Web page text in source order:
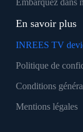
Embarquez dans
En savoir plus
INREES TV
Politique de
Conditions
Mentions légales